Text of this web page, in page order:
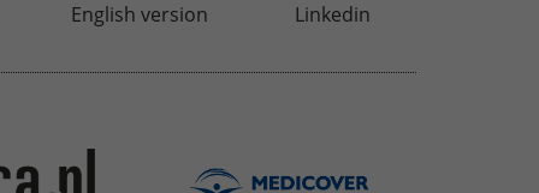
English version Linkedin